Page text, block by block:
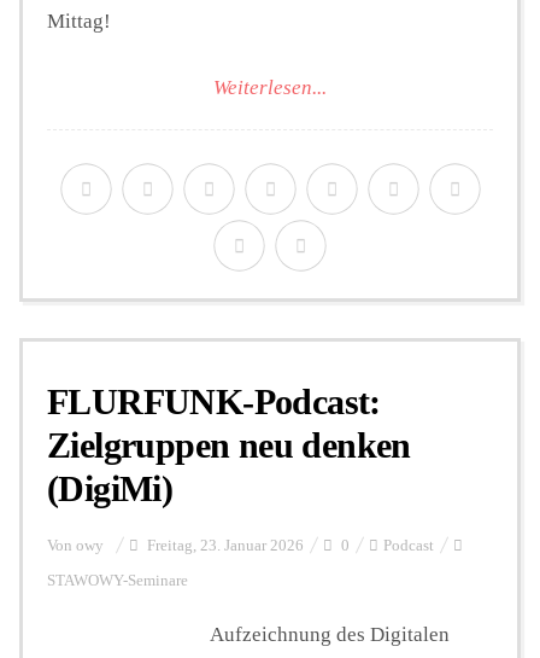
Mittag!
Weiterlesen...
FLURFUNK-Podcast:
Zielgruppen neu denken
(DigiMi)
Von owy Freitag, 23. Januar 2026 0 Podcast
STAWOWY-Seminare
Aufzeichnung des Digitalen